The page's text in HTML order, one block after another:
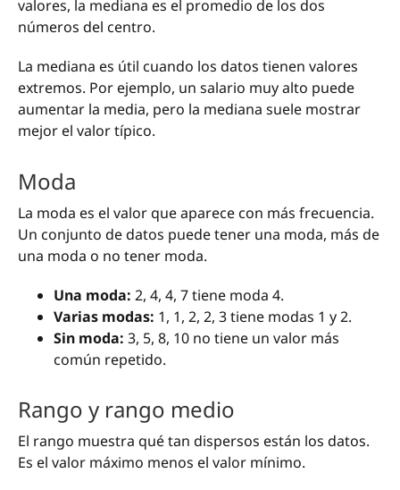
valores, la mediana es el promedio de los dos
números del centro.
La mediana es útil cuando los datos tienen valores
extremos. Por ejemplo, un salario muy alto puede
aumentar la media, pero la mediana suele mostrar
mejor el valor típico.
Moda
La moda es el valor que aparece con más frecuencia.
Un conjunto de datos puede tener una moda, más de
una moda o no tener moda.
Una moda: 2, 4, 4, 7 tiene moda 4.
Varias modas: 1, 1, 2, 2, 3 tiene modas 1 y 2.
Sin moda: 3, 5, 8, 10 no tiene un valor más
común repetido.
Rango y rango medio
El rango muestra qué tan dispersos están los datos.
Es el valor máximo menos el valor mínimo.